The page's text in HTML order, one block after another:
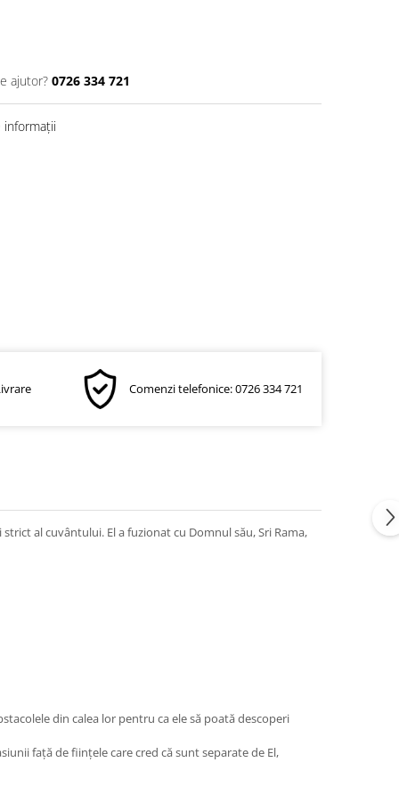
ajutor? 0726 334 721
informații
Comenzi telefonice: 0726 334 721
al cuvântului. El a fuzionat cu Domnul său, Sri Rama,
din calea lor pentru ca ele să poată descoperi
faţă de fiinţele care cred că sunt separate de El,